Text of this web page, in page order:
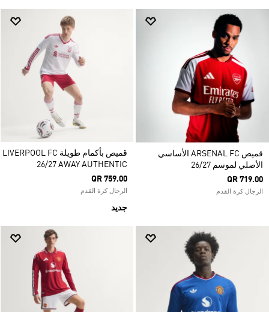
قميص ARSENAL FC الأساسي
الأصلي لموسم 26/27
QR 719.00
الرجال كرة القدم
قميص بأكمام طويلة LIVERPOOL FC
26/27 AWAY AUTHENTIC
QR 759.00
الرجال كرة القدم
جديد